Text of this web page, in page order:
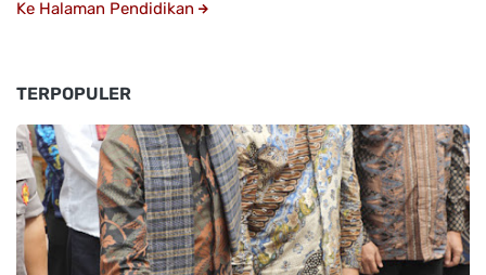
Ke Halaman Pendidikan
TERPOPULER